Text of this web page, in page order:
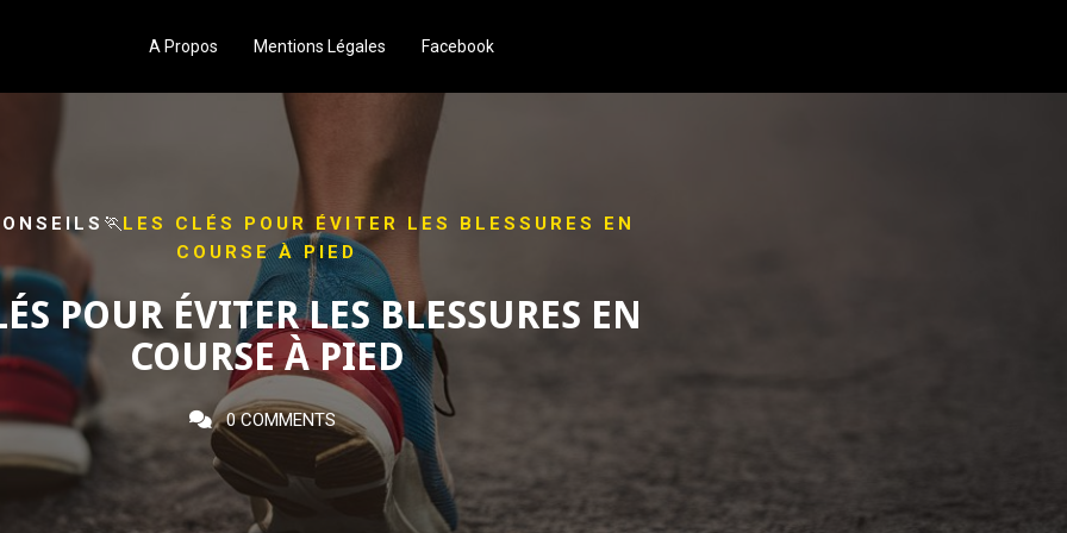
A Propos Mentions Légales Facebook
🏃LES CLÉS POUR ÉVITER LES BLESSURES EN
COURSE À PIED
POUR ÉVITER LES BLESSURES EN
COURSE À PIED
0 COMMENTS